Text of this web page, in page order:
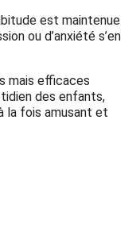
est maintenue
ou d’anxiété s’en
mais efficaces
des enfants,
la fois amusant et